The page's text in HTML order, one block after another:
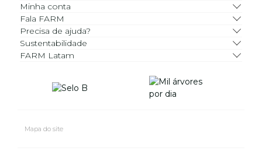
Minha conta
Fala FARM
Precisa de ajuda?
Sustentabilidade
FARM Latam
Mapa do site